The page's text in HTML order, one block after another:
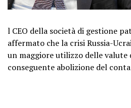
l CEO della società di gestione
affermato che la crisi Russia-
un maggiore utilizzo delle valute
conseguente abolizione del